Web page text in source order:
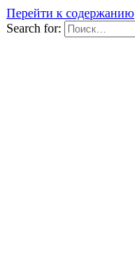
Перейти к содержанию
Search for: